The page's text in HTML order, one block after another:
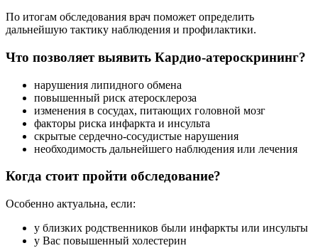
По итогам обследования врач поможет определить
дальнейшую тактику наблюдения и профилактики.
Что позволяет выявить Кардио-атероскрининг?
нарушения липидного обмена
повышенный риск атеросклероза
изменения в сосудах, питающих головной мозг
факторы риска инфаркта и инсульта
скрытые сердечно-сосудистые нарушения
необходимость дальнейшего наблюдения или лечения
Когда стоит пройти обследование?
Особенно актуальна, если:
у близких родственников были инфаркты или инсульты
у Вас повышенный холестерин